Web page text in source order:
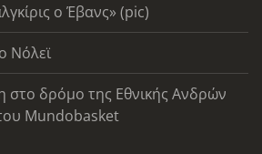
ο Έβανς» (pic)
Νόλεϊ
στο δρόμο της Εθνικής Ανδρών
Mundobasket